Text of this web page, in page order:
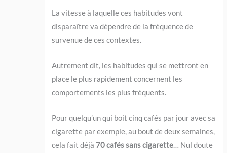
La vitesse à laquelle ces habitudes vont
disparaître va dépendre de la fréquence de
survenue de ces contextes.
Autrement dit, les habitudes qui se mettront en
place le plus rapidement concernent les
comportements les plus fréquents.
Pour quelqu’un qui boit cinq cafés par jour avec sa
cigarette par exemple, au bout de deux semaines,
cela fait déjà 70 cafés sans cigarette… Nul doute